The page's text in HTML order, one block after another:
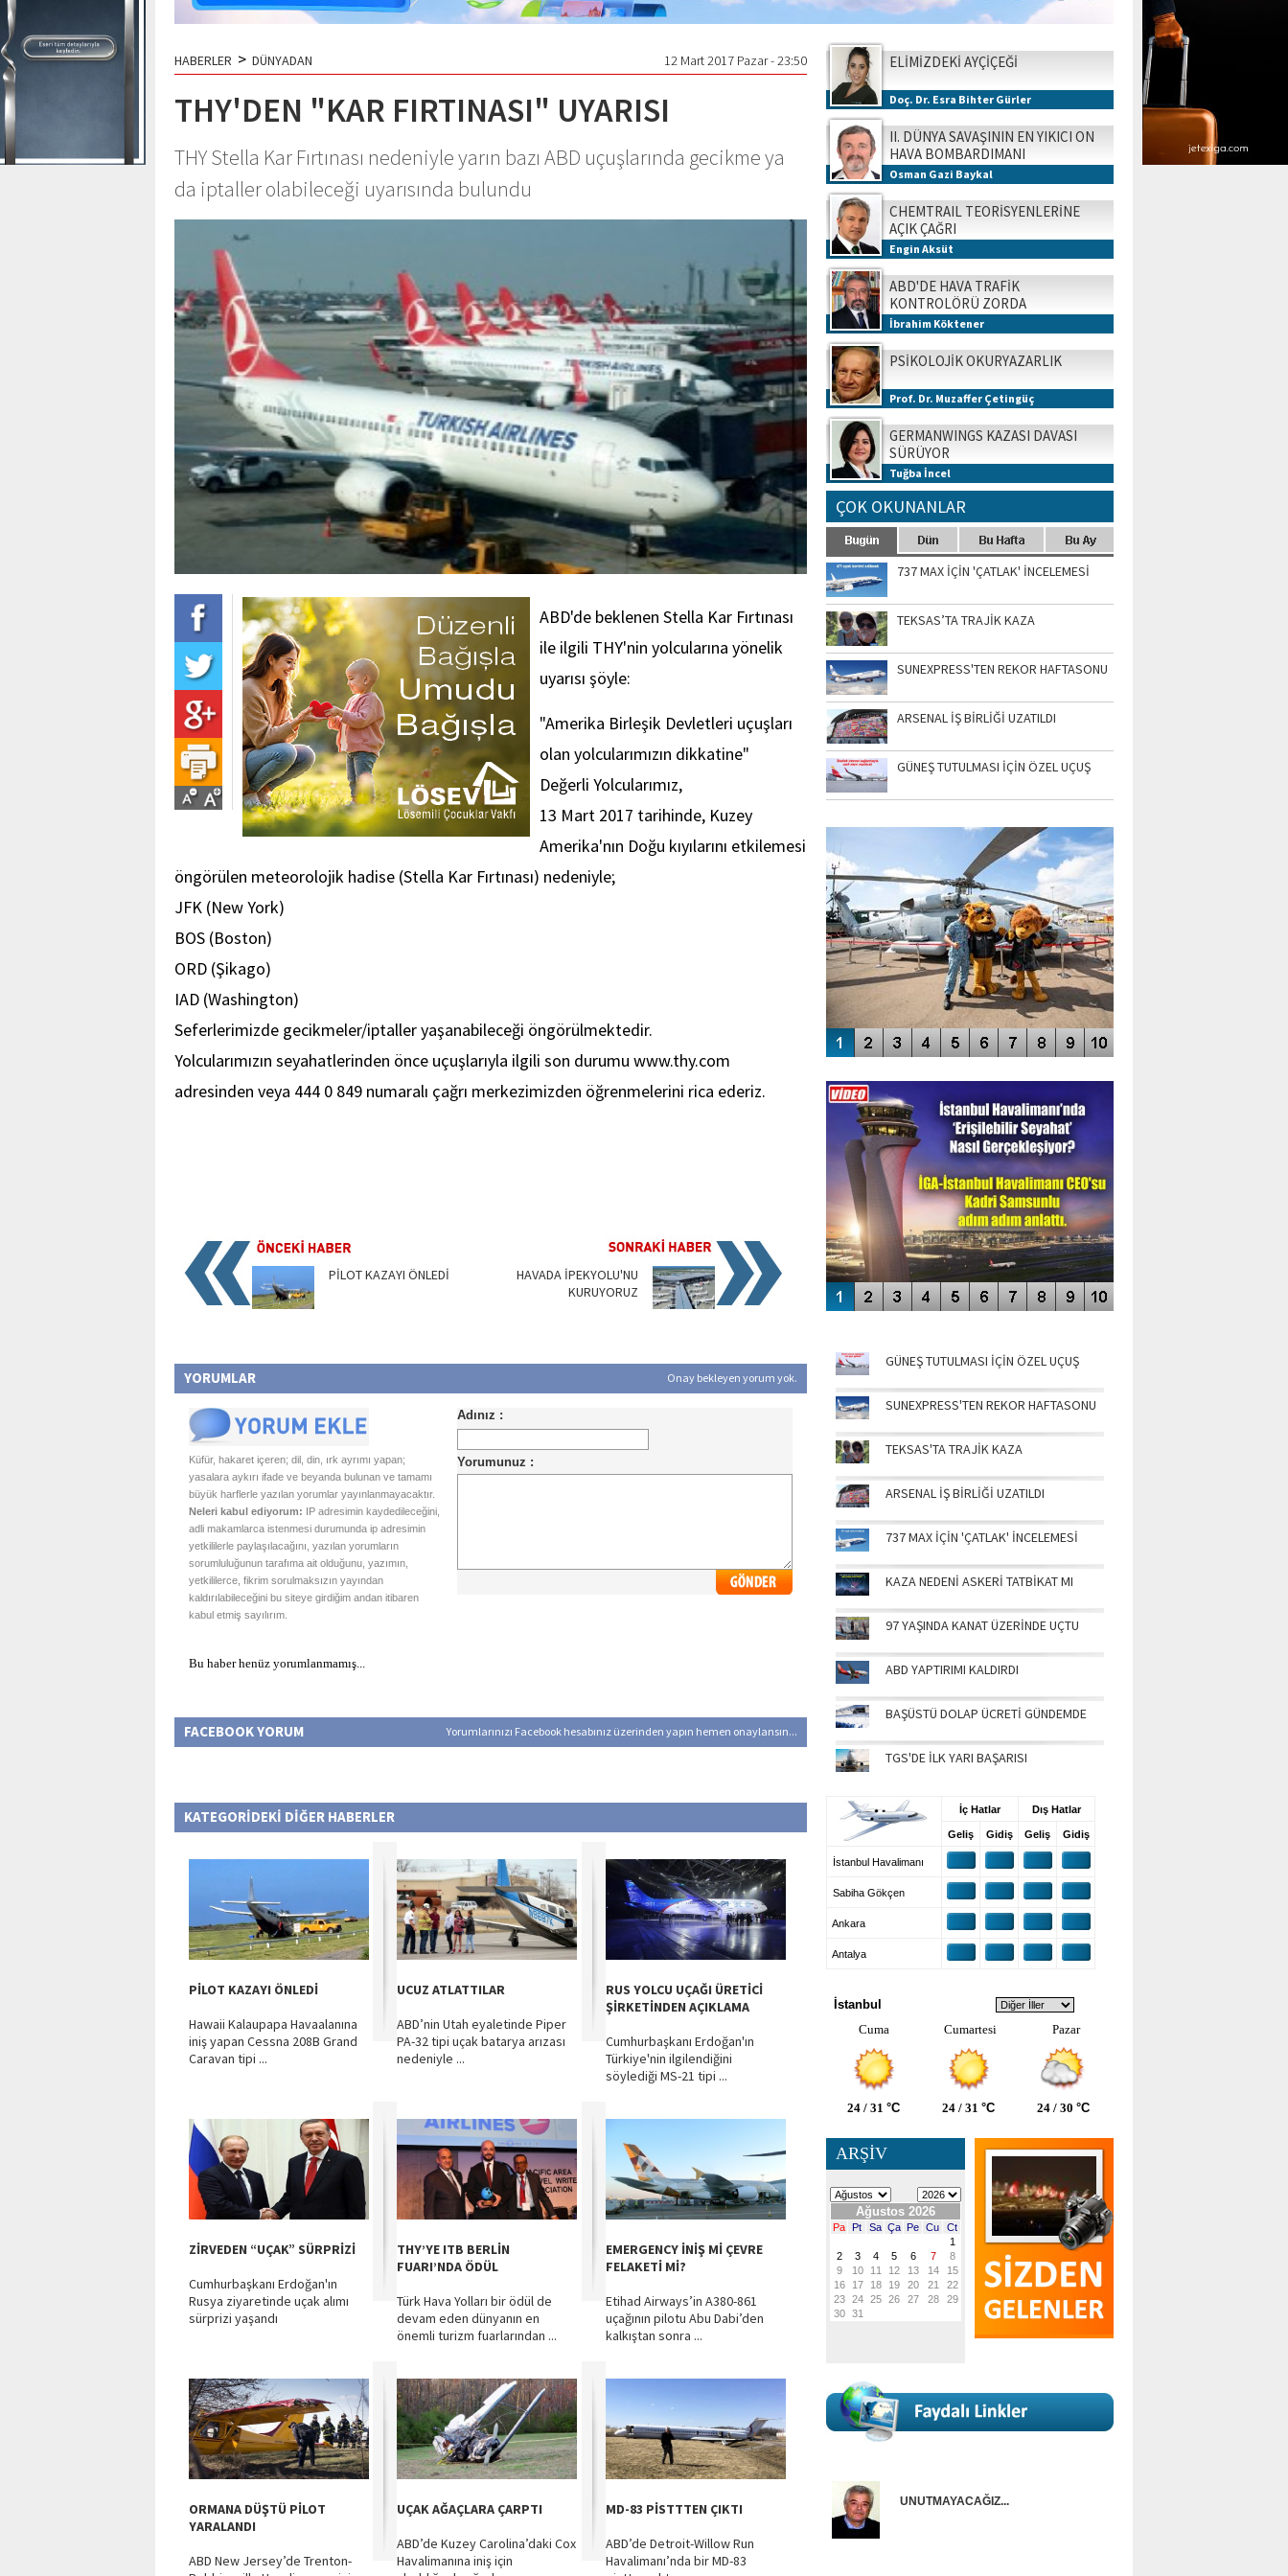
HABERLER > DÜNYADAN 12 Mart 2017 Pazar - 23:50
THY'DEN "KAR FIRTINASI" UYARISI
THY Stella Kar Fırtınası nedeniyle yarın bazı ABD uçuşlarında gecikme ya
da iptaller olabileceği uyarısında bulundu
ABD'de beklenen Stella Kar Fırtınası
ile ilgili THY'nin yolcularına yönelik
uyarısı şöyle:
"Amerika Birleşik Devletleri uçuşları
olan yolcularımızın dikkatine"
Değerli Yolcularımız,
13 Mart 2017 tarihinde, Kuzey
Amerika'nın Doğu kıyılarını etkilemesi
öngörülen meteorolojik hadise (Stella Kar Fırtınası) nedeniyle;
JFK (New York)
BOS (Boston)
ORD (Şikago)
IAD (Washington)
Seferlerimizde gecikmeler/iptaller yaşanabileceği öngörülmektedir.
Yolcularımızın seyahatlerinden önce uçuşlarıyla ilgili son durumu www.thy.com
adresinden veya 444 0 849 numaralı çağrı merkezimizden öğrenmelerini rica ederiz.
PİLOT KAZAYI ÖNLEDİ
HAVADA İPEKYOLU'NU
KURUYORUZ
YORUMLAR Onay bekleyen yorum yok.
Küfür, hakaret içeren; dil, din, ırk ayrımı yapan;
yasalara aykırı ifade ve beyanda bulunan ve tamamı
büyük harflerle yazılan yorumlar yayınlanmayacaktır.
Neleri kabul ediyorum: IP adresimin kaydedileceğini,
adli makamlarca istenmesi durumunda ip adresimin
yetkililerle paylaşılacağını, yazılan yorumların
sorumluluğunun tarafıma ait olduğunu, yazımın,
yetkililerce, fikrim sorulmaksızın yayından
kaldırılabileceğini bu siteye girdiğim andan itibaren
kabul etmiş sayılırım.
Bu haber henüz yorumlanmamış...
FACEBOOK YORUM Yorumlarınızı Facebook hesabınız üzerinden yapın hemen onaylansın...
KATEGORİDEKİ DİĞER HABERLER
PİLOT KAZAYI ÖNLEDİ
Hawaii Kalaupapa Havaalanına
iniş yapan Cessna 208B Grand
Caravan tipi ...
UCUZ ATLATTILAR
ABD’nin Utah eyaletinde Piper
PA-32 tipi uçak batarya arızası
nedeniyle ...
RUS YOLCU UÇAĞI ÜRETİCİ
ŞİRKETİNDEN AÇIKLAMA
Cumhurbaşkanı Erdoğan'ın
Türkiye'nin ilgilendiğini
söylediği MS-21 tipi ...
ZİRVEDEN “UÇAK” SÜRPRİZİ
Cumhurbaşkanı Erdoğan'ın
Rusya ziyaretinde uçak alımı
sürprizi yaşandı
THY’YE ITB BERLİN
FUARI’NDA ÖDÜL
Türk Hava Yolları bir ödül de
devam eden dünyanın en
önemli turizm fuarlarından ...
EMERGENCY İNİŞ Mİ ÇEVRE
FELAKETİ Mİ?
Etihad Airways’in A380-861
uçağının pilotu Abu Dabi’den
kalkıştan sonra ...
ORMANA DÜŞTÜ PİLOT
YARALANDI
ABD New Jersey’de Trenton-
UÇAK AĞAÇLARA ÇARPTI
ABD’de Kuzey Carolina’daki Cox
Havalimanına iniş için
MD-83 PİSTTTEN ÇIKTI
ABD’de Detroit-Willow Run
Havalimanı’nda bir MD-83
ELİMİZDEKİ AYÇİÇEĞİ
Doç. Dr. Esra Bihter Gürler
II. DÜNYA SAVAŞININ EN YIKICI ON
HAVA BOMBARDIMANI
Osman Gazi Baykal
CHEMTRAIL TEORİSYENLERİNE
AÇIK ÇAĞRI
Engin Aksüt
ABD'DE HAVA TRAFİK
KONTROLÖRÜ ZORDA
İbrahim Köktener
PSİKOLOJİK OKURYAZARLIK
Prof. Dr. Muzaffer Çetingüç
GERMANWINGS KAZASI DAVASI
SÜRÜYOR
Tuğba İncel
ÇOK OKUNANLAR
737 MAX İÇİN 'ÇATLAK' İNCELEMESİ
TEKSAS’TA TRAJİK KAZA
SUNEXPRESS'TEN REKOR HAFTASONU
ARSENAL İŞ BİRLİĞİ UZATILDI
GÜNEŞ TUTULMASI İÇİN ÖZEL UÇUŞ
SİNGAPUR AIRSHOW-2020
ENGELLERİN AŞILDIĞI HAVALİMANI
GÜNEŞ TUTULMASI İÇİN ÖZEL UÇUŞ
SUNEXPRESS'TEN REKOR HAFTASONU
TEKSAS'TA TRAJİK KAZA
ARSENAL İŞ BİRLİĞİ UZATILDI
737 MAX İÇİN 'ÇATLAK' İNCELEMESİ
KAZA NEDENİ ASKERİ TATBİKAT MI
97 YAŞINDA KANAT ÜZERİNDE UÇTU
ABD YAPTIRIMI KALDIRDI
BAŞÜSTÜ DOLAP ÜCRETİ GÜNDEMDE
TGS'DE İLK YARI BAŞARISI
İç Hatlar Dış Hatlar
Geliş Gidiş Geliş Gidiş
İstanbul Havalimanı
Sabiha Gökçen
Ankara
Antalya
İstanbul
Cuma
Cumartesi Pazar
24 / 31 °C 24 / 31 °C 24 / 30 °C
ARŞİV
UNUTMAYACAĞIZ...